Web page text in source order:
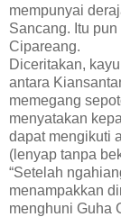
mempunyai
Sancang. Itu
Cipareang.
Diceritakan,
antara
memegang
menyatakan
dapat mengikuti
(lenyap tanpa
“Setelah
menampakkan
menghuni Guha